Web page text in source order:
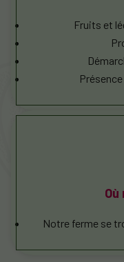
Fruits et
Notre ferme se